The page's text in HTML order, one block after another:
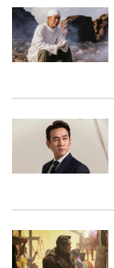
Tin nóng
Tư vấn luật
Thể thao
Thế giới thể thao
eSports
Hậu trường